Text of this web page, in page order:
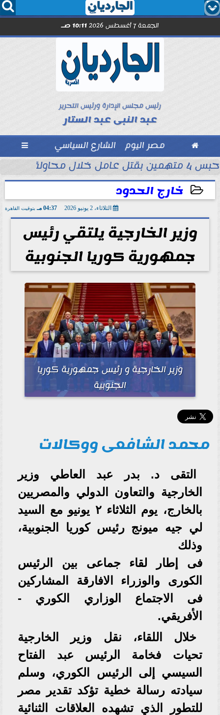
  
الجمعة 7 أغسطس 2026 10:11 صـ
رئيس مجلس الإدارة ورئيس التحرير
عبد النبى عبد الستار
 مصر اليوم الشارع السياسي 
..” محمد...حبس 4 متهمين بقتل عامل خلال محاولة سرقة دراجة نارية في المنوفية
خارج الحدود
الثلاثاء، 2 يونيو 2026 04:37 مـ بتوقيت القاهرة
وزير الخارجية يلتقي رئيس
جمهورية كوريا الجنوبية
وزير الخارجية و رئيس جمهورية كوريا
الجنوبية
محمد الشافعى ووكالات
التقى د. بدر عبد العاطي وزير
الخارجية والتعاون الدولي والمصريين
بالخارج، يوم الثلاثاء ٢ يونيو مع السيد
لي جيه ميونج رئيس كوريا الجنوبية،
وذلك
فى إطار لقاء جماعى بين الرئيس
الكورى والوزراء الافارقة المشاركين
فى الاجتماع الوزاري الكوري -
الأفريقي.
خلال اللقاء، نقل وزير الخارجية
تحيات فخامة الرئيس عبد الفتاح
السيسي إلى الرئيس الكوري، وسلم
سيادته رسالة خطية تؤكد تقدير مصر
للتطور الذي تشهده العلاقات الثنائية